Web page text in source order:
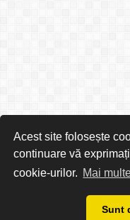
Acest site folosește
continuare vă
cookie-urilor. Mai
Sunt